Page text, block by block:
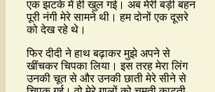
एक झटके में ही खुल गई। अब मेरी बड़ी बहन
पूरी नंगी मेरे सामने थी। हम दोनों एक दूसरे
को देख रहे थे।
फिर दीदी ने हाथ बढ़ाकर मुझे अपने से
खींचकर चिपका लिया। इस तरह मेरा लिंग
उनकी चूत से और उनकी छाती मेरे सीने से